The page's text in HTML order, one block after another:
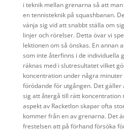
i teknik mellan grenarna så att
en tennisteknik på squashbanan.
vänja sig vid att snabbt ställa om
linjer och rörelser. Detta övar vi
lektionen om så önskas. En annan
som inte återfinns i de individuella
räknas med i slutresultatet vilket
koncentration under några
förödande för utgången. Det gäller
sig att återgå till rätt koncentration
aspekt av Racketlon skapar ofta
kommer från en av grenarna. Det
frestelsen att på förhand försöka